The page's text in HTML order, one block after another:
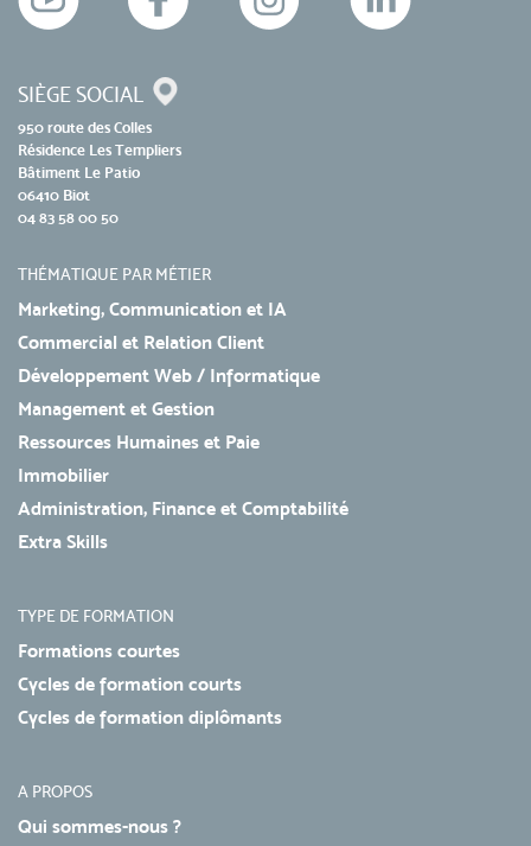
SIÈGE SOCIAL
950 route des Colles
Résidence Les Templiers
Bâtiment Le Patio
06410 Biot
04 83 58 00 50
THÉMATIQUE PAR MÉTIER
Marketing, Communication et IA
Commercial et Relation Client
Développement Web / Informatique
Management et Gestion
Ressources Humaines et Paie
Immobilier
Administration, Finance et Comptabilité
Extra Skills
TYPE DE FORMATION
Formations courtes
Cycles de formation courts
Cycles de formation diplômants
A PROPOS
Qui sommes-nous ?